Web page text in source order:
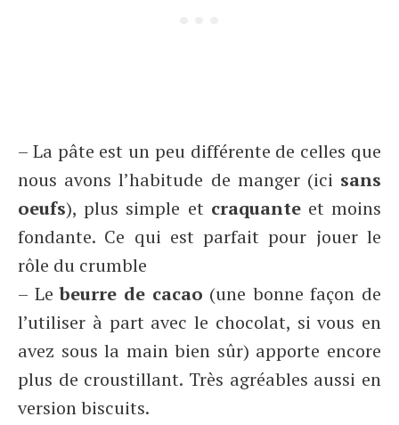
– La pâte est un peu différente de celles que
nous avons l’habitude de manger (ici sans
oeufs), plus simple et craquanteet moins
fondante. Ce qui est parfait pour jouer le
rôle du crumble
– Lebeurre de cacao (une bonne façon de
l’utiliser à part avec le chocolat, si vous en
avez sous la main bien sûr) apporte encore
plus de croustillant. Très agréables aussi en
version biscuits.